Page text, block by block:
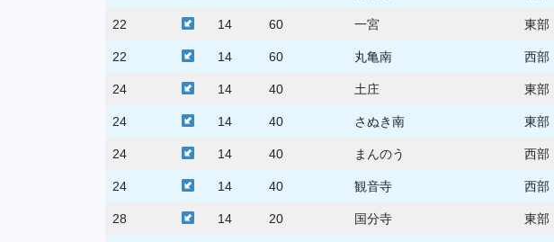
22 14 60 一宮 東部
22 14 60 丸亀南 西部
24 14 40 土庄 東部
24 14 40 さぬき南 東部
24 14 40 まんのう 西部
24 14 40 観音寺 西部
28 14 20 国分寺 東部